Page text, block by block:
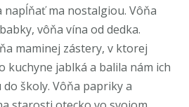
napĺňať ma nostalgiou. Vôňa
vôňa vína od dedka.
maminej zástery, v ktorej
kuchyne jablká a balila nám ich
školy. Vôňa papriky a